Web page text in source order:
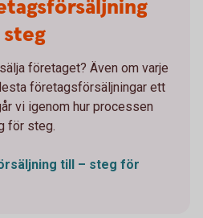
företaget? Även om varje
företagsförsäljningar ett
vi igenom hur processen
för steg.
till – steg för